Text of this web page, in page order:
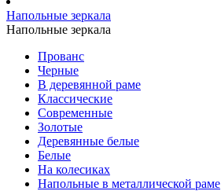
Напольные зеркала
Напольные зеркала
Прованс
Черные
В деревянной раме
Классические
Современные
Золотые
Деревянные белые
Белые
На колесиках
Напольные в металлической раме